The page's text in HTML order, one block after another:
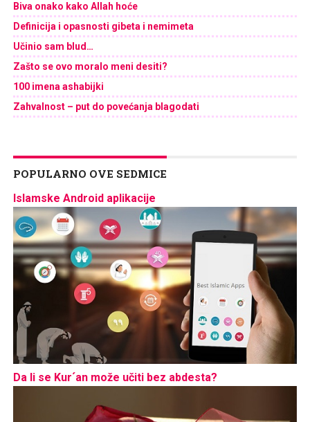
Biva onako kako Allah hoće
Definicija i opasnosti gibeta i nemimeta
Učinio sam blud…
Zašto se ovo moralo meni desiti?
100 imena ashabijki
Zahvalnost – put do povećanja blagodati
POPULARNO OVE SEDMICE
Islamske Android aplikacije
Da li se Kur´an može učiti bez abdesta?